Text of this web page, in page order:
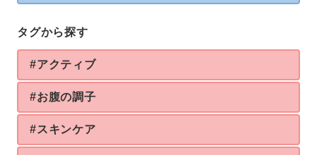
タグから探す
#アクティブ
#お腹の調子
#スキンケア